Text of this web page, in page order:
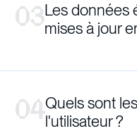
Les données
mises à jour
Quels sont
l'utilisateur ?